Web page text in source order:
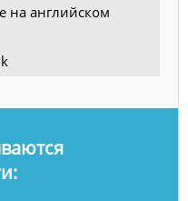
на английском